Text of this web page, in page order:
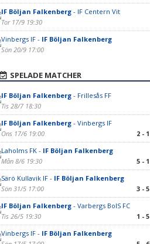
IF Böljan Falkenberg- IF Centern Vit
Tor 17/9 19:30
Vinbergs IF - IF Böljan Falkenberg
Sön 20/9 17:00
SPELADE MATCHER
IF Böljan Falkenberg- Frillesås FF
Tis 28/7 18:30
IF Böljan Falkenberg- Vinbergs IF
Ons 17/6 19:00
2 - 1
Laholms FK - IF Böljan Falkenberg
Mån 8/6 19:30
5 - 1
Särö Kullavik IF - IF Böljan Falkenberg
Sön 31/5 17:00
3 - 5
IF Böljan Falkenberg- Varbergs BoIS FC
Tis 26/5 19:30
1 - 5
Vinbergs IF - IF Böljan Falkenberg